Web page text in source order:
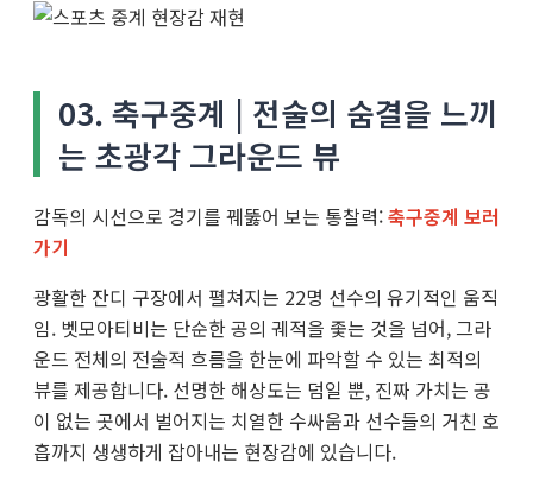
03. 축구중계 | 전술의 숨결을 느끼
는 초광각 그라운드 뷰
감독의 시선으로 경기를 꿰뚫어 보는 통찰력:축구중계 보러
가기
광활한 잔디 구장에서 펼쳐지는 22명 선수의 유기적인 움직
임. 벳모아티비는 단순한 공의 궤적을 좇는 것을 넘어, 그라
운드 전체의 전술적 흐름을 한눈에 파악할 수 있는 최적의
뷰를 제공합니다. 선명한 해상도는 덤일 뿐, 진짜 가치는 공
이 없는 곳에서 벌어지는 치열한 수싸움과 선수들의 거친 호
흡까지 생생하게 잡아내는 현장감에 있습니다.